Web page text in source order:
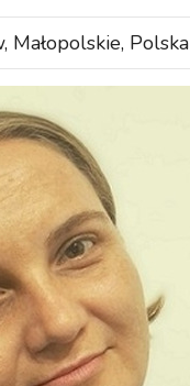
Małopolskie, Polska